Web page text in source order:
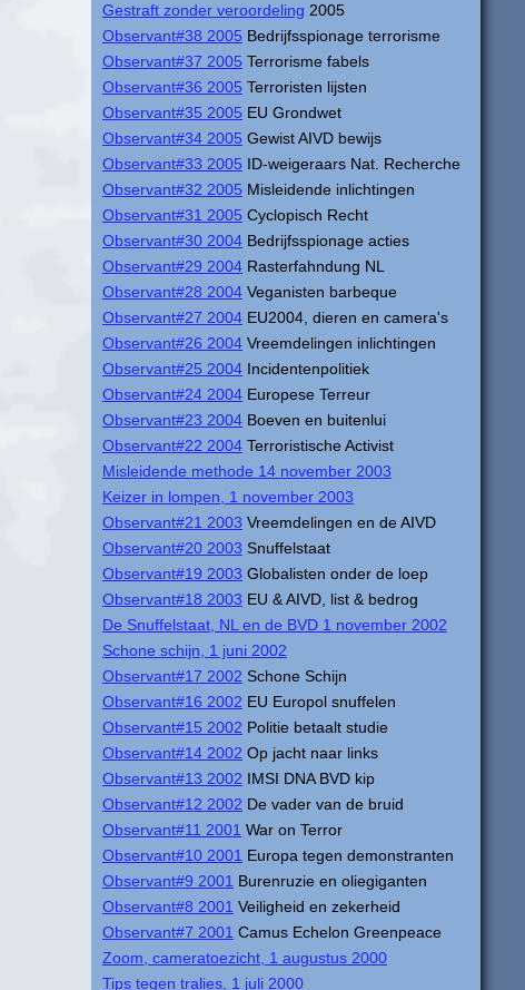
Gestraft zonder veroordeling 2005
Observant#38 2005 Bedrijfsspionage terrorisme
Observant#37 2005 Terrorisme fabels
Observant#36 2005 Terroristen lijsten
Observant#35 2005 EU Grondwet
Observant#34 2005 Gewist AIVD bewijs
Observant#33 2005 ID-weigeraars Nat. Recherche
Observant#32 2005 Misleidende inlichtingen
Observant#31 2005 Cyclopisch Recht
Observant#30 2004 Bedrijfsspionage acties
Observant#29 2004 Rasterfahndung NL
Observant#28 2004 Veganisten barbeque
Observant#27 2004 EU2004, dieren en camera's
Observant#26 2004 Vreemdelingen inlichtingen
Observant#25 2004 Incidentenpolitiek
Observant#24 2004 Europese Terreur
Observant#23 2004 Boeven en buitenlui
Observant#22 2004 Terroristische Activist
Misleidende methode 14 november 2003
Keizer in lompen, 1 november 2003
Observant#21 2003 Vreemdelingen en de AIVD
Observant#20 2003 Snuffelstaat
Observant#19 2003 Globalisten onder de loep
Observant#18 2003 EU & AIVD, list & bedrog
De Snuffelstaat, NL en de BVD 1 november 2002
Schone schijn, 1 juni 2002
Observant#17 2002 Schone Schijn
Observant#16 2002 EU Europol snuffelen
Observant#15 2002 Politie betaalt studie
Observant#14 2002 Op jacht naar links
Observant#13 2002 IMSI DNA BVD kip
Observant#12 2002 De vader van de bruid
Observant#11 2001 War on Terror
Observant#10 2001 Europa tegen demonstranten
Observant#9 2001 Burenruzie en oliegiganten
Observant#8 2001 Veiligheid en zekerheid
Observant#7 2001 Camus Echelon Greenpeace
Zoom, cameratoezicht, 1 augustus 2000
Tips tegen tralies, 1 juli 2000